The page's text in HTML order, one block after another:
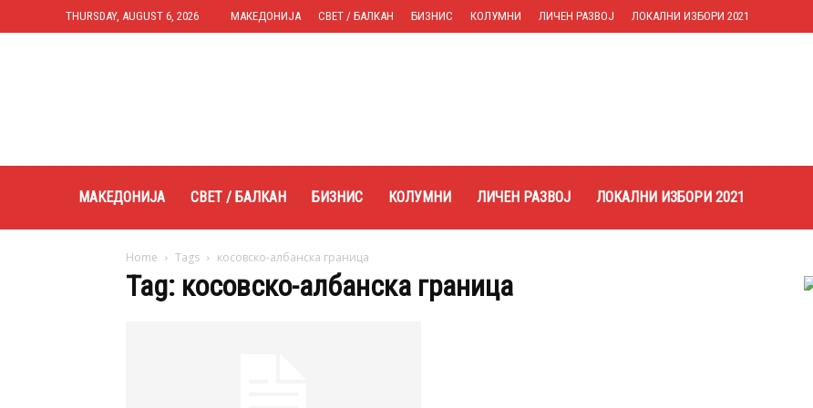
THURSDAY, AUGUST 6, 2026 МАКЕДОНИЈА СВЕТ / БАЛКАН БИЗНИС КОЛУМНИ ЛИЧЕН РАЗВОЈ ЛОКАЛНИ ИЗБОРИ 2021
МАКЕДОНИЈА СВЕТ / БАЛКАН БИЗНИС КОЛУМНИ ЛИЧЕН РАЗВОЈ ЛОКАЛНИ ИЗБОРИ 2021
Home Tags косовско-албанска граница
Tag: косовско-албанска граница